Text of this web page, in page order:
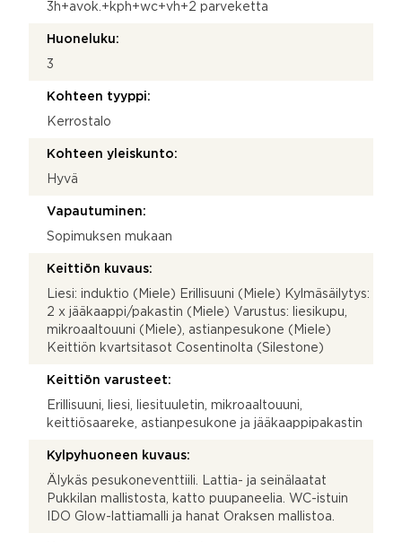
3h+avok.+kph+wc+vh+2 parveketta
Huoneluku:
3
Kohteen tyyppi:
Kerrostalo
Kohteen yleiskunto:
Hyvä
Vapautuminen:
Sopimuksen mukaan
Keittiön kuvaus:
Liesi: induktio (Miele) Erillisuuni (Miele) Kylmäsäilytys:
2 x jääkaappi/pakastin (Miele) Varustus: liesikupu,
mikroaaltouuni (Miele), astianpesukone (Miele)
Keittiön kvartsitasot Cosentinolta (Silestone)
Keittiön varusteet:
Erillisuuni, liesi, liesituuletin, mikroaaltouuni,
keittiösaareke, astianpesukone ja jääkaappipakastin
Kylpyhuoneen kuvaus:
Älykäs pesukoneventtiili. Lattia- ja seinälaatat
Pukkilan mallistosta, katto puupaneelia. WC-istuin
IDO Glow-lattiamalli ja hanat Oraksen mallistoa.